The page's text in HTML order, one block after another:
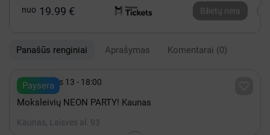
nuo 19.99 € Bilietų nėra
Panašūs renginiai Aprašymas Komentarai (0)
Paysera
 Rugpjūtis 13 - 18:00
Moksleivių NEON PARTY! Kaunas
Kaunas, Laisvės al. 93